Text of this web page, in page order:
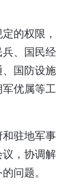
的权限，
、国民经
国防设施
优属等工
驻地军事
，协调解
问题。